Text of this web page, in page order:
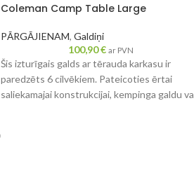
Coleman Camp Table Large
PĀRGĀJIENAM, Galdiņi
100,90€ ar PVN
Šis izturīgais galds ar tērauda karkasu ir
paredzēts 6 cilvēkiem. Pateicoties ērtai
saliekamajai konstrukcijai, kempinga galdu